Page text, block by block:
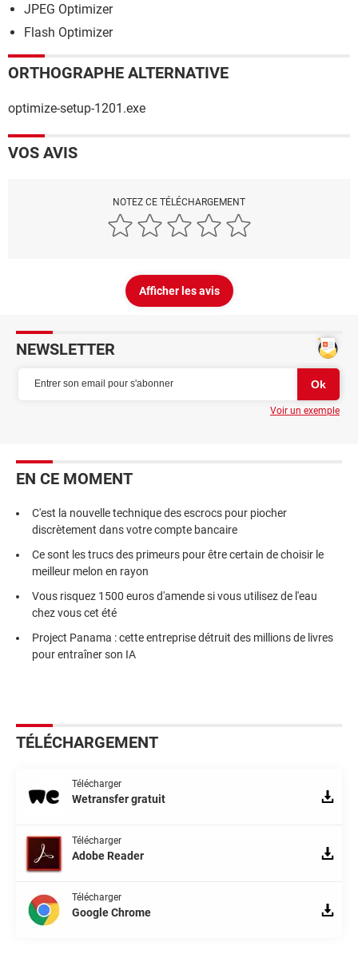
JPEG Optimizer
Flash Optimizer
ORTHOGRAPHE ALTERNATIVE
optimize-setup-1201.exe
VOS AVIS
NOTEZ CE TÉLÉCHARGEMENT
Afficher les avis
NEWSLETTER
Voir un exemple
EN CE MOMENT
C'est la nouvelle technique des escrocs pour piocher
discrètement dans votre compte bancaire
Ce sont les trucs des primeurs pour être certain de choisir le
meilleur melon en rayon
Vous risquez 1500 euros d'amende si vous utilisez de l'eau
chez vous cet été
Project Panama : cette entreprise détruit des millions de livres
pour entraîner son IA
TÉLÉCHARGEMENT
Télécharger
Wetransfer gratuit
Télécharger
Adobe Reader
Télécharger
Google Chrome